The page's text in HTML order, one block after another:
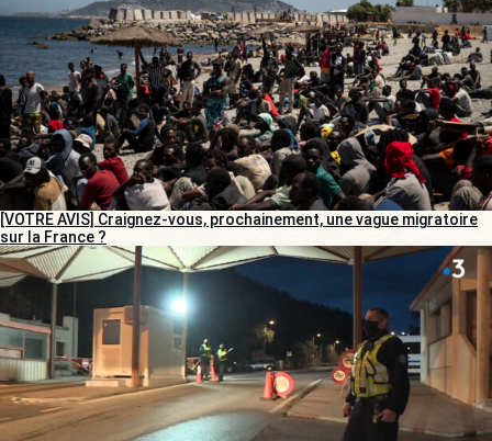
[VOTRE AVIS] Craignez-vous, prochainement, une vague migratoire
sur la France ?